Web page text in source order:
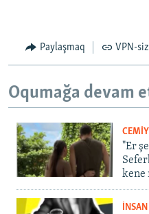
Paylaşmaq VPN-
Oqumağa devam
"Er
kene